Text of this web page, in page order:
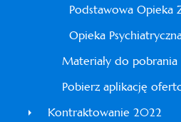
Podstawowa Opieka
Opieka
Materiały do pobrania
Pobierz aplikację
Kontraktowanie 2022